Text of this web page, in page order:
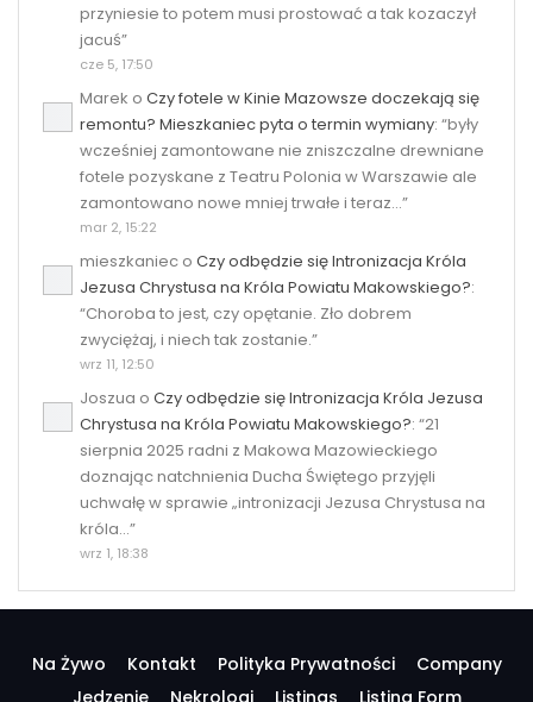
przyniesie to potem musi prostować a tak kozaczył
jacuś”
cze 5, 17:50
Marek o Czy fotele w Kinie Mazowsze doczekają się
remontu? Mieszkaniec pyta o termin wymiany: “były
wcześniej zamontowane nie zniszczalne drewniane
fotele pozyskane z Teatru Polonia w Warszawie ale
zamontowano nowe mniej trwałe i teraz…”
mar 2, 15:22
mieszkaniec o Czy odbędzie się Intronizacja Króla
Jezusa Chrystusa na Króla Powiatu Makowskiego?:
“Choroba to jest, czy opętanie. Zło dobrem
zwyciężaj, i niech tak zostanie.”
wrz 11, 12:50
Joszua o Czy odbędzie się Intronizacja Króla Jezusa
Chrystusa na Króla Powiatu Makowskiego?: “21
sierpnia 2025 radni z Makowa Mazowieckiego
doznając natchnienia Ducha Świętego przyjęli
uchwałę w sprawie „intronizacji Jezusa Chrystusa na
króla…”
wrz 1, 18:38
Na Żywo Kontakt Polityka Prywatności
Company
Jedzenie
Nekrologi Listings Listing Form